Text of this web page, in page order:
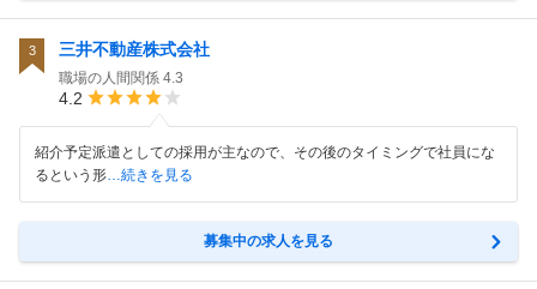
3 三井不動産株式会社
職場の人間関係 4.3
4.2
紹介予定派遣としての採用が主なので、その後のタイミングで社員にな
るという形…続きを見る
募集中の求人を見る